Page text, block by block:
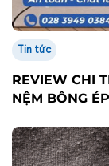
Tin tức
REVIEW CHI
NỆM BÔNG